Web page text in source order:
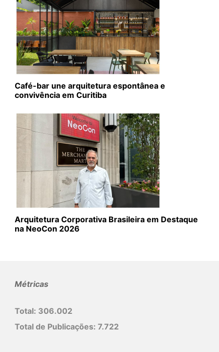
Café-bar une arquitetura espontânea e
convivência em Curitiba
Arquitetura Corporativa Brasileira em Destaque
na NeoCon 2026
Métricas
Total: 306.002
Total de Publicações: 7.722